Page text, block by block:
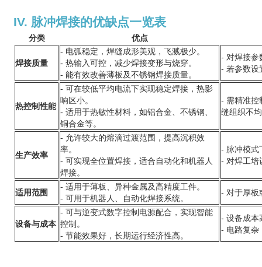
IV. 脉冲焊接的优缺点一览表
分类 优点
焊接质量
- 电弧稳定，焊缝成形美观，飞溅极少。
- 热输入可控，减少焊接变形与烧穿。
- 能有效改善薄板及不锈钢焊接质量。
- 对焊接参
- 若参数设
热控制性能
- 可在较低平均电流下实现稳定焊接，热影
响区小。
- 适用于热敏性材料，如铝合金、不锈钢、
铜合金等。
- 需精准控
缝组织不
生产效率
- 允许较大的熔滴过渡范围，提高沉积效
率。
- 可实现全位置焊接，适合自动化和机器人
焊接。
- 脉冲模式
- 对焊工培
适用范围
- 适用于薄板、异种金属及高精度工件。
- 可用于机器人、自动化焊接系统。
- 对于厚板
设备与成本
- 可与逆变式数字控制电源配合，实现智能
控制。
- 节能效果好，长期运行经济性高。
- 设备成本
- 电路复杂